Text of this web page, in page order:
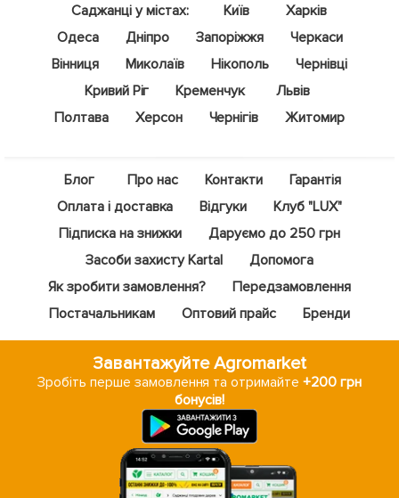
Саджанці у містах: Київ
Харків
Одеса
Дніпро Запоріжжя
Черкаси
Вінниця
Миколаїв Нікополь
Чернівці
Кривий Ріг
Кременчук
Львів
Полтава
Херсон Чернігів Житомир
Блог Про нас Контакти
Гарантія
Оплата і доставка
Відгуки
Клуб "LUX"
Підписка на знижки
Даруємо до 250 грн
Засоби захисту Kartal
Допомога
Як зробити замовлення?
Передзамовлення
Постачальникам
Оптовий прайс Бренди
Завантажуйте Agromarket
Зробіть перше замовлення та отримайте+200 грн
бонусів!